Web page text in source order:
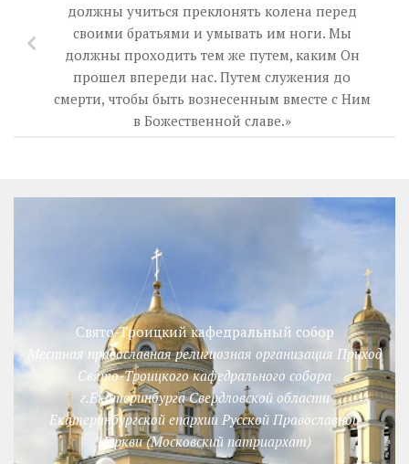
должны учиться преклонять колена перед
своими братьями и умывать им ноги. Мы
должны проходить тем же путем, каким Он
прошел впереди нас. Путем служения до
смерти, чтобы быть вознесенным вместе с Ним
в Божественной славе.»
Свято-Троицкий кафедральный собор
Местная православная религиозная организация Приход
Свято-Троицкого кафедрального собора
г.Екатеринбурга Свердловской области
Екатеринбургской епархии Русской Православной
Церкви (Московский патриархат)